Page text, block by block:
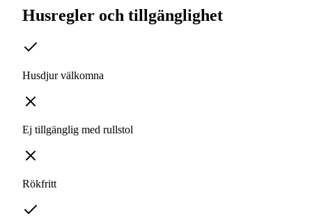
Husregler och tillgänglighet
Husdjur välkomna
Ej tillgänglig med rullstol
Rökfritt